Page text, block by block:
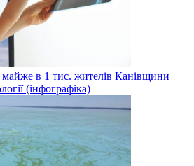
майже в 1 тис. жителів Канівщини
(інфографіка)